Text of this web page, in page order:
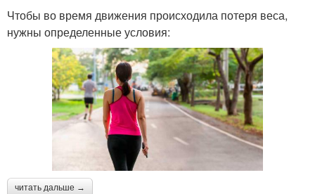
Чтобы во время движения происходила потеря веса,
нужны определенные условия:
читать дальше →